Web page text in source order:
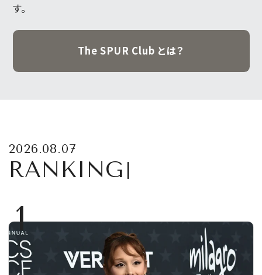
す。
The SPUR Club とは？
2026.08.07
RANKING
1